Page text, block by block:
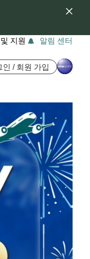
지원 알림 센터
인 / 회원 가입